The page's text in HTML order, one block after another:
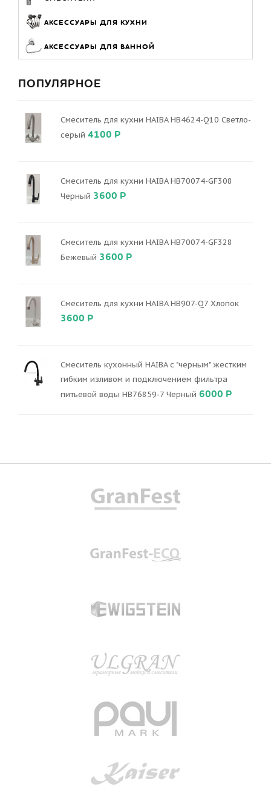
АКСЕССУАРЫ ДЛЯ КУХНИ
АКСЕССУАРЫ ДЛЯ ВАННОЙ
ПОПУЛЯРНОЕ
Смеситель для кухни HAIBA HB4624-Q10 Светло-
серый 4100 Р
Смеситель для кухни HAIBA HB70074-GF308
Черный 3600 Р
Смеситель для кухни HAIBA HB70074-GF328
Бежевый 3600 Р
Смеситель для кухни HAIBA HB907-Q7 Хлопок
3600 Р
Смеситель кухонный HAIBA с "черным" жестким
гибким изливом и подключением фильтра
питьевой воды HB76859-7 Черный 6000 Р